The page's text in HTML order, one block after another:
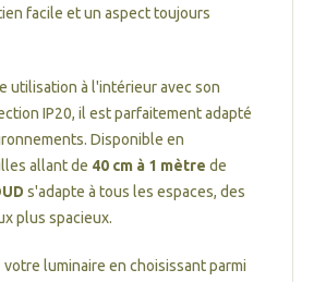
facile et un aspect toujours
utilisation à l'intérieur avec son
IP20, il est parfaitement adapté
Disponible en
allant de 40 cm à 1 mètre de
s'adapte à tous les espaces, des
plus spacieux.
luminaire en choisissant parmi